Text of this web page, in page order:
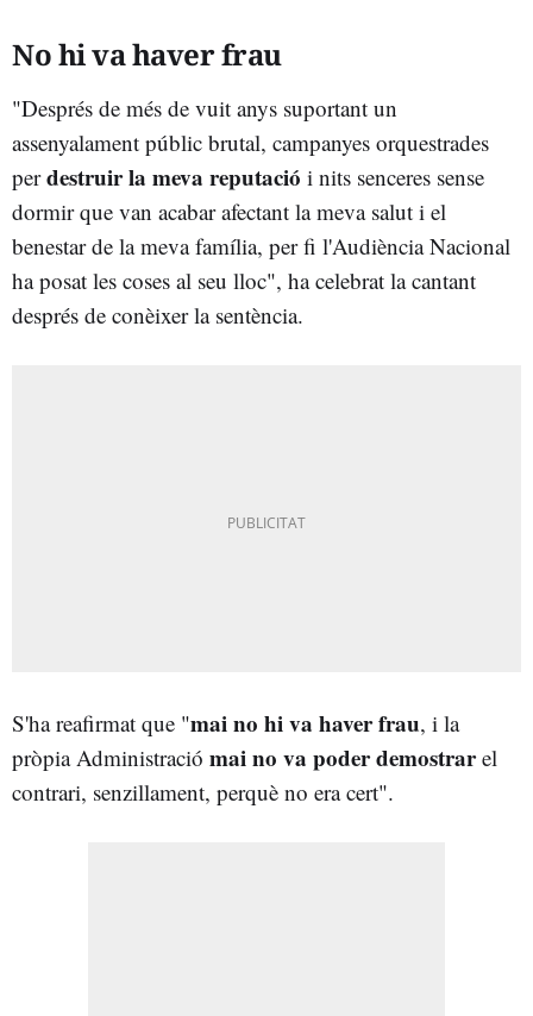
No hi va haver frau
"Després de més de vuit anys suportant un
assenyalament públic brutal, campanyes orquestrades
perdestruir la meva reputació i nits senceres sense
dormir que van acabar afectant la meva salut i el
benestar de la meva família, per fi l'Audiència Nacional
ha posat les coses al seu lloc", ha celebrat la cantant
després de conèixer la sentència.
S'ha reafirmat que "mai no hi va haver frau, i la
pròpia Administració mai no va poder demostrarel
contrari, senzillament, perquè no era cert".